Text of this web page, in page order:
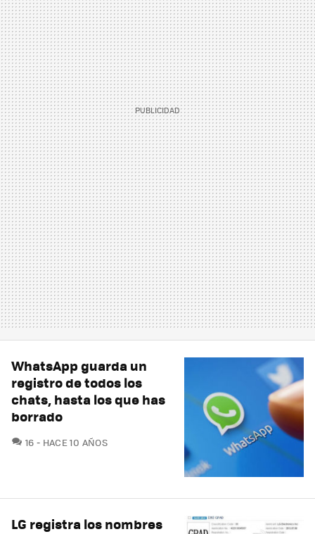
WhatsApp guarda un
registro de todos los
chats, hasta los que has
borrado
16 COMENTARIOS
HACE 10 AÑOS
LG registra los nombres